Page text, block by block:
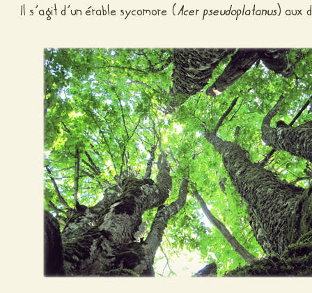
Il s’agit d’un érable sycomore (Acer pseudoplatanus) aux